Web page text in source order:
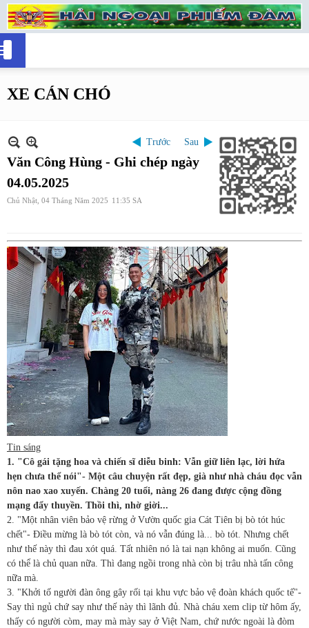
XE CÁN CHÓ
Trước Sau
Văn Công Hùng - Ghi chép ngày
04.05.2025
Chủ Nhật, 04 Tháng Năm 2025 11:35 SA
Tin sáng
1. "Cô gái tặng hoa và chiến sĩ diễu binh: Vẫn giữ liên lạc, lời hứa
hẹn chưa thể nói"- Một câu chuyện rất đẹp, già như nhà cháu đọc vẫn
nôn nao xao xuyến. Chàng 20 tuổi, nàng 26 đang được cộng đồng
mạng đẩy thuyền. Thồi thì, nhờ giời...
2. "Một nhân viên bảo vệ rừng ở Vườn quốc gia Cát Tiên bị bò tót húc
chết"- Điều mừng là bò tót còn, và nó vẫn đúng là... bò tót. Nhưng chết
như thế này thì đau xót quá. Tất nhiên nó là tai nạn không ai muốn. Cũng
có thể là chủ quan nữa. Thì đang ngồi trong nhà còn bị trâu nhà tấn công
nữa mà.
3. "Khởi tố người đàn ông gây rối tại khu vực bảo vệ đoàn khách quốc tế"-
Say thì ngủ chứ say như thế này thì lãnh đủ. Nhà cháu xem clip từ hôm ấy,
thấy có người còm, may mà mày say ở Việt Nam, chứ nước ngoài là đòm